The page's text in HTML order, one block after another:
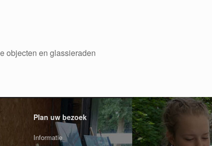
objecten en glassieraden
Plan uw bezoek
Informatie